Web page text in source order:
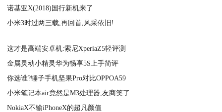
诺基亚X(2018)国行新机来了
小米3时过两三载,再回首,风采依旧!
这才是高端安卓机:索尼XperiaZ5轻评测
金属灵动小精灵华为畅享5S上手简评
你选谁?锤子手机坚果Pro对比OPPOA59
小米笔记本air竟然是M3处理器,友商笑了
NokiaX不输iPhoneX的超凡颜值